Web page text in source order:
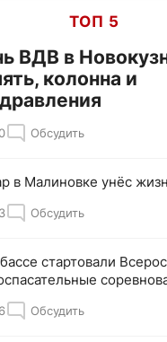
ТОП 5
ВДВ в
колонна и
Обсудить
в Малиновке унёс
Обсудить
стартовали
Обсудить